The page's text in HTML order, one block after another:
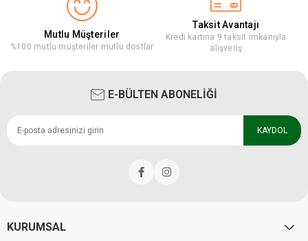
Mutlu Müşteriler
%100 mutlu müşteriler mutlu dostlar
Taksit Avantajı
Kredi kartına 9 taksit imkanıyla
alışveriş
E-BÜLTEN ABONELİĞİ
KAYDOL
KURUMSAL